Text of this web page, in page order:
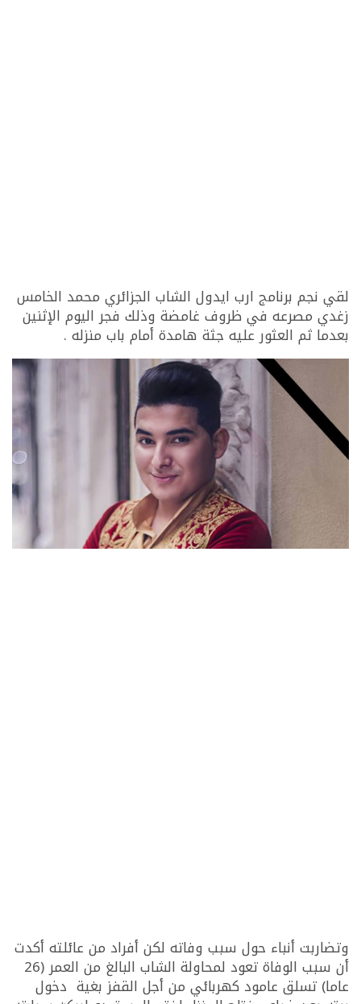
لقي نجم برنامج ارب ايدول الشاب الجزائري محمد الخامس
زغدي مصرعه في ظروف غامضة وذلك فجر اليوم الإثنين
بعدما ثم العثور عليه جثة هامدة أمام باب منزله .
وتضاربت أنباء حول سبب وفاته لكن أفراد من عائلته أكدت
أن سبب الوفاة تعود لمحاولة الشاب البالغ من العمر (26
عاما) تسلق عامود كهربائي من أجل القفز بغية دخول